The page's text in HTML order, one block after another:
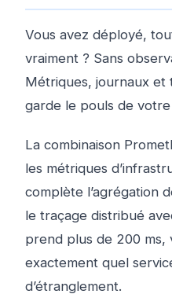
Vous avez déployé,
vraiment ? Sans
Métriques, journaux et
garde le pouls de votre
La combinaison
les métriques
complète l’agrégation
le traçage distribué
prend plus de 200 ms,
exactement quel
d’étranglement.